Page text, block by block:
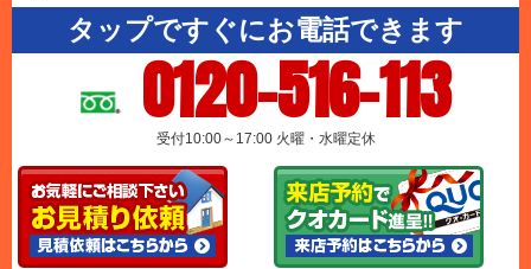
タップですぐにお電話できます
0120-516-113
受付10:00～17:00 火曜・水曜定休